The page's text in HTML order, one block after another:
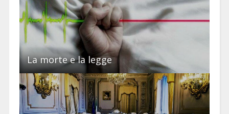
La morte e la legge